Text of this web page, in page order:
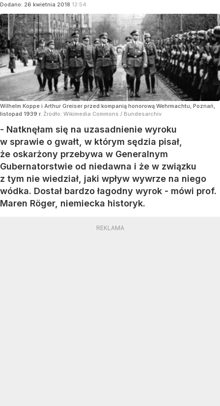
Dodano: 26 kwietnia 2018 12:54
Wilhelm Koppe i Arthur Greiser przed kompanią honorową Wehrmachtu, Poznań,
listopad 1939 r. Źródło: Wikimedia Commons / Bundesarchiv
- Natknęłam się na uzasadnienie wyroku
w sprawie o gwałt, w którym sędzia pisał,
że oskarżony przebywa w Generalnym
Gubernatorstwie od niedawna i że w związku
z tym nie wiedział, jaki wpływ wywrze na niego
wódka. Dostał bardzo łagodny wyrok - mówi prof.
Maren Röger, niemiecka historyk.